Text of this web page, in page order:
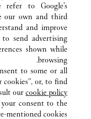
كافة مواقع كارتييه
خدمة العملاء
الاتصال بنا
شركتنا
refer to Google's
our own and third
and improve
to send advertising
shown while
browsing.
to some or all
cookies”, or, to find
our cookie policy.
consent to the
mentioned cookies.